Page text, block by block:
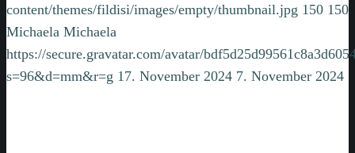
content/themes/fildisi/images/empty/thumbnail.jpg 150 150
Michaela Michaela
https://secure.gravatar.com/avatar/
s=96&d=mm&r=g 17. November 2024 7. November 2024